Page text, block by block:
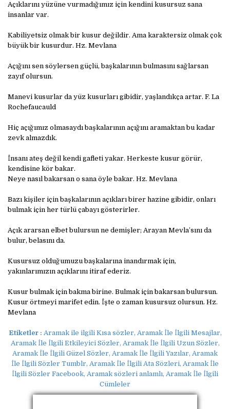
Açıklarını yüzüne vurmadığımız için kendini kusursuz sana
insanlar var.
Kabiliyetsiz olmak bir kusur değildir. Ama karaktersiz olmak çok
büyük bir kusurdur. Hz. Mevlana
Açığını sen söylersen güçlü, başkalarının bulmasını sağlarsan
zayıf olursun.
Manevi kusurlar da yüz kusurları gibidir, yaşlandıkça artar. F. La
Rochefaucauld
Hiç açığımız olmasaydı başkalarının açığını aramaktan bu kadar
zevk almazdık.
İnsanı ateş değil kendi gafleti yakar. Herkeste kusur görür,
kendisine kör bakar.
Neye nasıl bakarsan o sana öyle bakar. Hz. Mevlana
Bazı kişiler için başkalarının açıkları birer hazine gibidir, onları
bulmak için her türlü çabayı gösterirler.
Açık ararsan elbet bulursun ne demişler; Arayan Mevla’sını da
bulur, belasını da.
Kusursuz olduğumuzu başkalarına inandırmak için,
yakınlarımızın açıklarını itiraf ederiz.
Kusur bulmak için bakma birine. Bulmak için bakarsan bulursun.
Kusur örtmeyi marifet edin. İşte o zaman kusursuz olursun. Hz.
Mevlana
Etiketler : Aramak ile ilgili Kısa sözler, Aramak İle İlgili Mesajlar,
Aramak İle İlgili Etkileyici Sözler, Aramak İle İlgili Uzun Sözler,
Aramak İle İlgili Güzel Sözler, Aramak İle İlgili Yazılar, Aramak
İle İlgili Sözler Tumblr, Aramak İle İlgili Ata Sözleri, Aramak İle
İlgili Sözler Facebook, Aramak sözleri anlamlı, Aramak İle İlgili
Cümleler